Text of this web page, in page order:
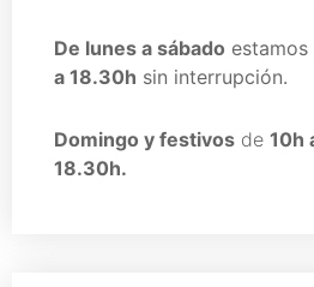
De lunes a sábado
a 18.30h sin interrupción.
Domingo y festivos de 10h
18.30h.